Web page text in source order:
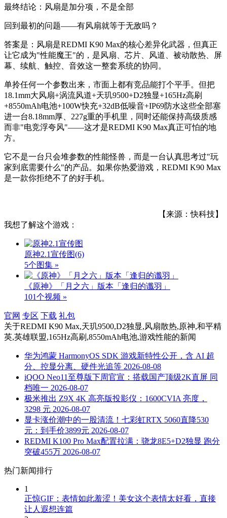
最终结论：风扇是加分项，不是全部
回到最初的问题——有风扇就等于无敌吗？
答案是：风扇是REDMI K90 Max的核心差异化武器，但真正
让它成为"性能魔王"的，是风扇、芯片、风道、被动散热、屏
幕、续航、触控、音效这一整套系统的协同。
单拎任何一个参数出来，市面上都有竞品能打个平手。但把
18.1mm大风扇+涡流风道+天玑9500+D2独显+165Hz高刷
+8550mAh电池+100W快充+32dB低噪音+IP69防水这些全部塞
进一台8.18mm厚、227g重的手机里，同时还能保持高级质感
而非"电竞浮夸风"——这才是REDMI K90 Max真正可怕的地
方。
它不是一台只会堆参数的性能怪兽，而是一台认真思考过"玩
家到底需要什么"的产品。如果你热爱游戏，REDMI K90 Max
是一款你拒绝不了的好手机。
【来源：快科技】
我想了解这个游戏：
原神2.1宣传图(6)
5个图集 »
《原神》「月之六」版本「逢归的谶羽」
101个视频 »
官网 专区 下载 礼包
关于REDMI K90 Max,天玑9500,D2独显,风扇散热,原神,和平精
英,英雄联盟,165Hz高刷,8550mAh电池,游戏性能的新闻
华为鸿蒙 HarmonyOS SDK 游戏新特性公开，含 AI 超
分、控显分离、硬件光追等 2026-08-08
iQOO Neo11至尊版下周官宣：搭载国产顶级2K直屏 同
档唯一 2026-08-07
极米推出 Z9X 4K 高亮版投影仪：1600CVIA 亮度，
3298 元 2026-08-07
显卡涨价潮中的一股清流！七彩虹RTX 5060直降530
元：到手价3899元 2026-08-07
REDMI K100 Pro Max配置拉满：骁龙8E5+D2独显 跑分
突破455万 2026-08-07
热门新闻排行
1
正惊GIF：表情如此羞涩！美女这个表情太好看，直接
让人遐想连篇